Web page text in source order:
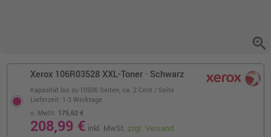
zoom_in
Xerox 106R03528 XXL-Toner · Schwarz
Kapazität bis zu 10500 Seiten, ca. 2 Cent / Seite
o. MwSt. 175,62 €
208,99 € inkl. MwSt.zzgl. Versand
Lieferzeit: 1-3 Werktage